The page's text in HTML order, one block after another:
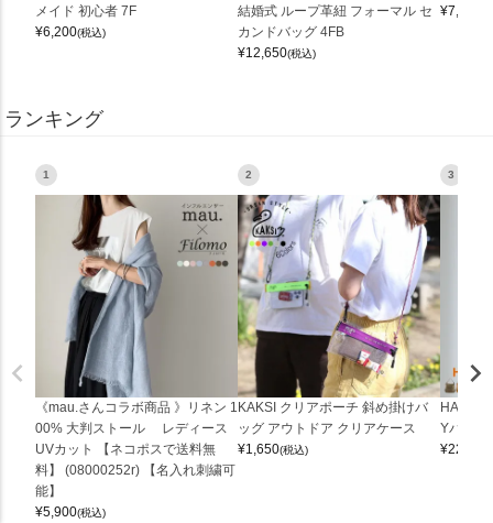
メイド 初心者 7F
¥6,200(税込)
結婚式 ループ革紐 フォーマル セ
カンドバッグ 4FB
¥12,650(税込)
¥7,150
ランキング
1
《mau.さんコラボ商品 》リネン 1
00% 大判ストール レディース
UVカット 【ネコポスで送料無
料】 (08000252r) 【名入れ刺繍可
能】
¥5,900(税込)
2
KAKSI クリアポーチ 斜め掛けバ
ッグ アウトドア クリアケース
¥1,650(税込)
3
Yバッグ
¥22,000